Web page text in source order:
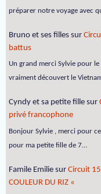
préparer notre voyage avec
Bruno et ses filles sur
battus
Un grand merci Sylvie pour
vraiment découvert le
Cyndy et sa petite fille sur
privé francophone
Bonjour Sylvie , merci pour
pour ma petite fille de 7…
Famile Emilie sur Circuit
COULEUR DU RIZ «